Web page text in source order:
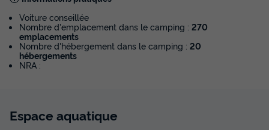
Personnes Climatisé + TV
du13/09/2026au20/09/2026
Meilleur prix pour 7 nuits
Modifier les dates
Voiture conseillée
Nombre d'emplacement dans le camping : 270
emplacements
Nombre d'hébergement dans le camping : 20
hébergements
NRA :
Espace aquatique